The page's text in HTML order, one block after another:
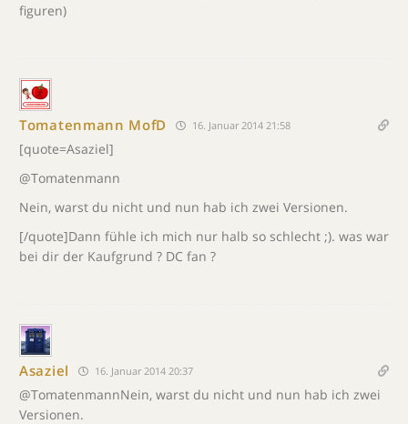
figuren)
Tomatenmann MofD 16. Januar 2014 21:58
[quote=Asaziel]
@Tomatenmann
Nein, warst du nicht und nun hab ich zwei Versionen.
[/quote]Dann fühle ich mich nur halb so schlecht ;). was war
bei dir der Kaufgrund ? DC fan ?
Asaziel 16. Januar 2014 20:37
@TomatenmannNein, warst du nicht und nun hab ich zwei
Versionen.